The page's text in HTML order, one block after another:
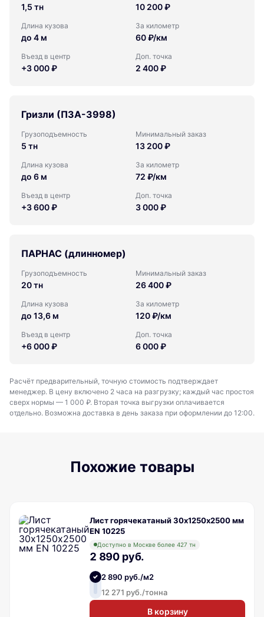
1,5 тн 10 200 ₽
Длина кузова
до 4 м
За километр
60 ₽/км
Въезд в центр
+3 000 ₽
Доп. точка
2 400 ₽
Гризли (ПЗА-3998)
Грузоподъемность
5 тн
Минимальный заказ
13 200 ₽
Длина кузова
до 6 м
За километр
72 ₽/км
Въезд в центр
+3 600 ₽
Доп. точка
3 000 ₽
ПАРНАС (длинномер)
Грузоподъемность
20 тн
Минимальный заказ
26 400 ₽
Длина кузова
до 13,6 м
За километр
120 ₽/км
Въезд в центр
+6 000 ₽
Доп. точка
6 000 ₽
Расчёт предварительный, точную стоимость подтверждает
менеджер. В цену включено 2 часа на разгрузку; каждый час простоя
сверх нормы — 1 000 ₽. Вторая точка выгрузки оплачивается
отдельно. Возможна доставка в день заказа при оформлении до 12:00.
Похожие товары
Лист горячекатаный 30х1250х2500 мм
EN 10225
Доступно в Москве более 427 тн
2 890 руб.
2 890 руб./м2
12 271 руб./тонна
В корзину